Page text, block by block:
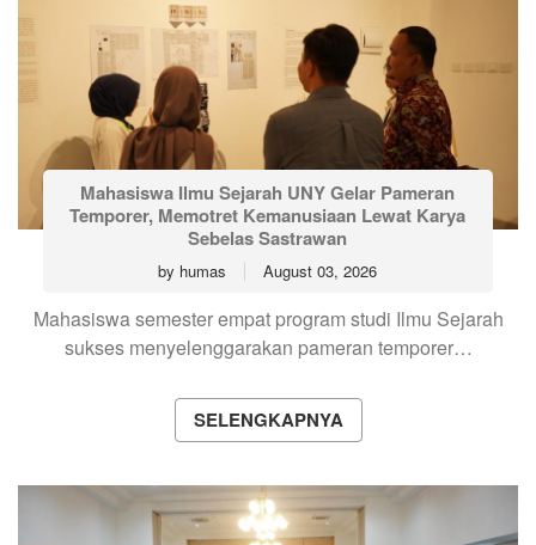
Mahasiswa Ilmu Sejarah UNY Gelar Pameran
Temporer, Memotret Kemanusiaan Lewat Karya
Sebelas Sastrawan
by humas August 03, 2026
Mahasiswa semester empat program studi Ilmu Sejarah
sukses menyelenggarakan pameran temporer…
SELENGKAPNYA